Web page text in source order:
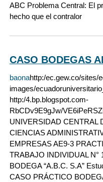
ABC Problema Central: El
hecho que el contralor
CASO BODEGAS
baonahttp:/ec.gew.co/sites/
images/
http:/4.bp.blogspot.com-
RbCDv9E9gJw/
UNIVERSIDAD CENTRAL
CIENCIAS
EMPRESAS AE9-3
TRABAJO INDIVIDUAL N°
BODEGA “A.B.C. S.A”
CASO PRÁCTICO